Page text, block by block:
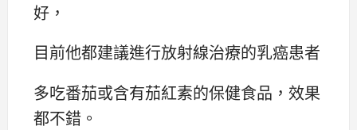
好，
目前他都建議進行放射線治療的乳癌患者
多吃番茄或含有茄紅素的保健食品，效果
都不錯。